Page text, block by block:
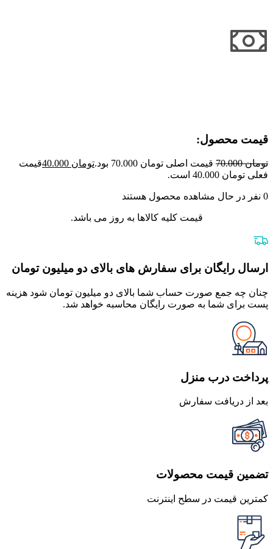
قیمت محصول:​
تومان70.000 قیمت اصلی تومان 70.000 بود. تومان
قیمت
فعلی تومان 40.000 است.
0 نفر در حال مشاهده محصول هستند
قیمت کلیه کالاها به روز می باشد.
ارسال رایگان برای سفارش های بالای دو میلیون تومان
چنان چه جمع صورت حساب شما بالای دو میلیون تومان شود هزینه
پست برای شما به صورت رایگان محاسبه خواهد شد.
پرداخت درب منزل
بعد از دریافت سفارش
تضمین قیمت محصولات
کمترین قیمت در سطح اینترنت